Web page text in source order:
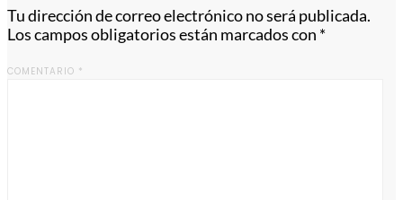
Tu dirección de correo electrónico no será publicada.
Los campos obligatorios están marcados con *
COMENTARIO *